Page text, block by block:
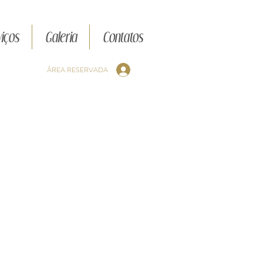
Galeria Contatos
ÁREA RESERVADA